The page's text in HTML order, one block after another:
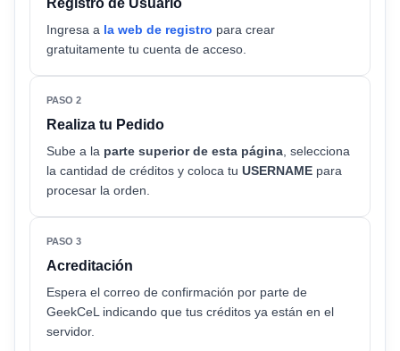
Ingresa a la web de registro para crear
gratuitamente tu cuenta de acceso.
PASO 2
Realiza tu Pedido
Sube a la parte superior de esta página , selecciona
la cantidad de créditos y coloca tu USERNAME para
procesar la orden.
PASO 3
Acreditación
Espera el correo de confirmación por parte de
GeekCeL indicando que tus créditos ya están en el
servidor.